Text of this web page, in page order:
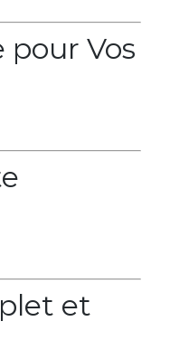
pour Vos
et